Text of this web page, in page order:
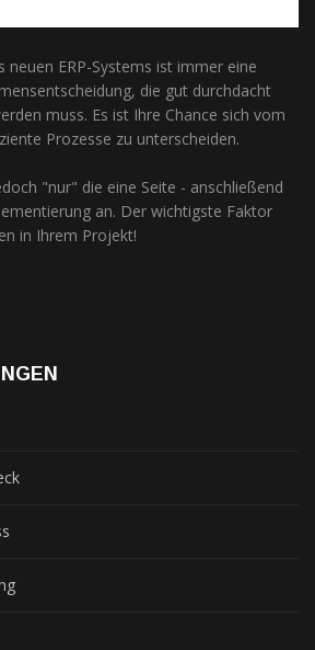
neuen ERP-Systems ist immer eine
die gut durchdacht
muss. Es ist Ihre Chance sich vom
Prozesse zu unterscheiden.
"nur" die eine Seite - anschließend
an. Der wichtigste Faktor
in Ihrem Projekt!